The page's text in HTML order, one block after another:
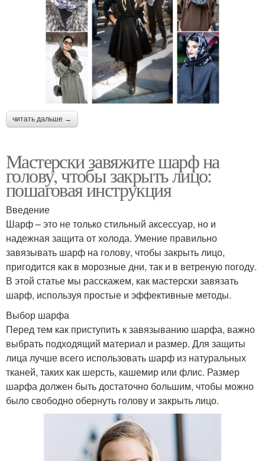
читать дальше →
Мастерски завяжите шарф на
голову, чтобы закрыть лицо:
пошаговая инструкция
Введение
Шарф – это не только стильный аксессуар, но и
надежная защита от холода. Умение правильно
завязывать шарф на голову, чтобы закрыть лицо,
пригодится как в морозные дни, так и в ветреную погоду.
В этой статье мы расскажем, как мастерски завязать
шарф, используя простые и эффективные методы.
Выбор шарфа
Перед тем как приступить к завязыванию шарфа, важно
выбрать подходящий материал и размер. Для защиты
лица лучше всего использовать шарф из натуральных
тканей, таких как шерсть, кашемир или флис. Размер
шарфа должен быть достаточно большим, чтобы можно
было свободно обернуть голову и закрыть лицо.